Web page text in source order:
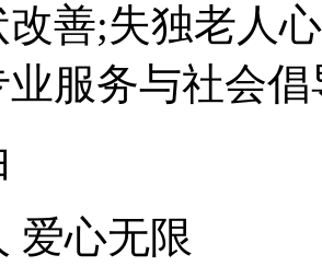
善;失独老人
业服务与社会
爱心无限